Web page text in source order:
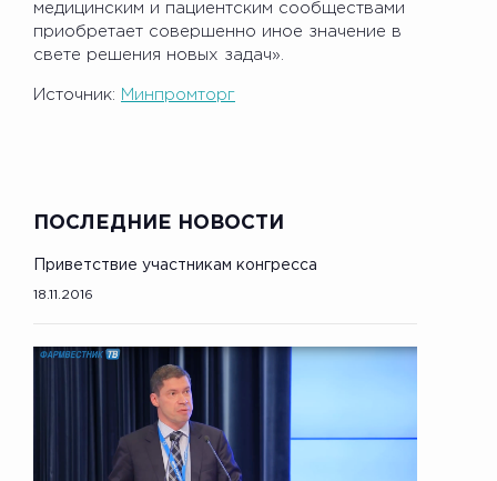
медицинским и пациентским сообществами
приобретает совершенно иное значение в
свете решения новых задач».
Источник: Минпромторг
ПОСЛЕДНИЕ НОВОСТИ
Приветствие участникам конгресса
18.11.2016